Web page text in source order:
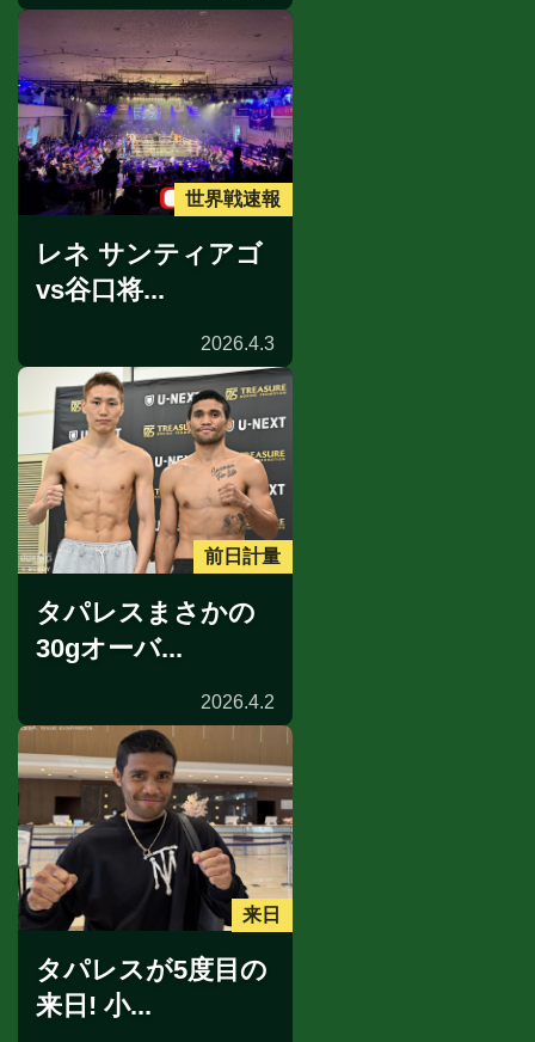
世界戦速報
レネ サンティアゴ
vs谷口将...
2026.4.3
前日計量
タパレスまさかの
30gオーバ...
2026.4.2
来日
タパレスが5度目の
来日! 小...